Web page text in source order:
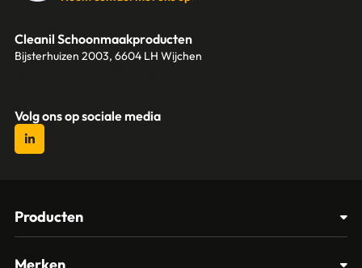
Cleanil Schoonmaakproducten
Bijsterhuizen 2003, 6604 LH Wijchen
Volg ons op sociale media
Producten